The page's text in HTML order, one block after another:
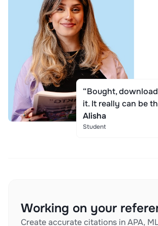
“Bought,
it. It really can be
Alisha
Student
Working on your
Create accurate citations in APA,